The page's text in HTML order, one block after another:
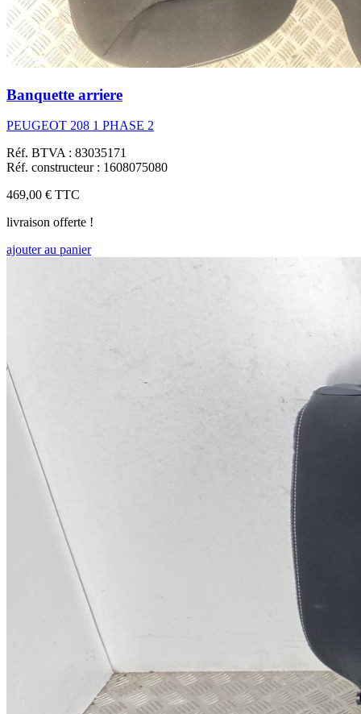
Banquette arriere
PEUGEOT 208 1 PHASE 2
Réf. BTVA : 83035171
Réf. constructeur : 1608075080
469,00 € TTC
livraison offerte !
ajouter au panier